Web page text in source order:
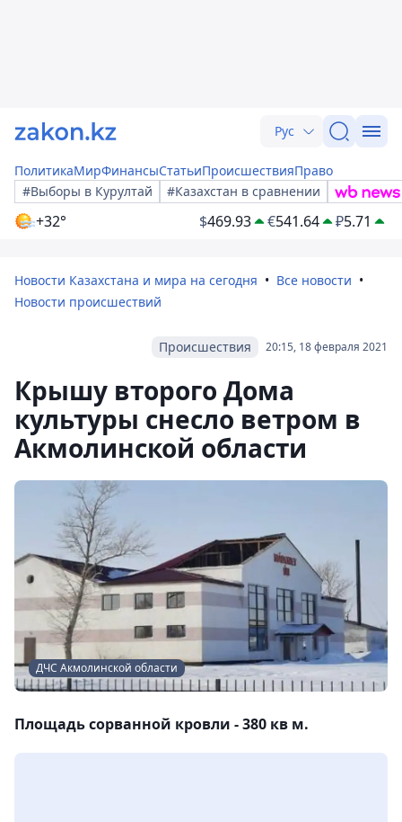
Рус
ПолитикаМирФинансыСтатьиПроисшествияПраво
#Выборы в Курултай
#Казахстан в сравнении
+32° $469.93 €541.64 ₽5.71
Новости Казахстана и мира на сегодня
Все новости
Новости происшествий
20:15, 18 февраля 2021
Происшествия
Крышу второго Дома
культуры снесло ветром в
Акмолинской области
ДЧС Акмолинской области
Площадь сорванной кровли - 380 кв м.